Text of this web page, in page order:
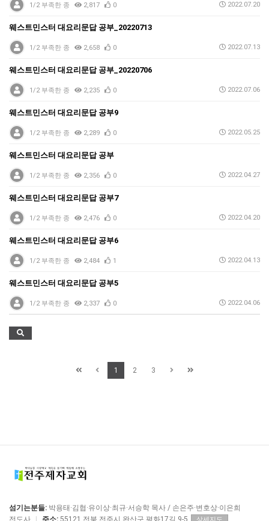
1/2 부족한 종 2,817 0 2022.07.20
웨스트민스터 대요리문답 공부_20220713
1/2 부족한 종 2,658 0 2022.07.13
웨스트민스터 대요리문답 공부_20220706
1/2 부족한 종 2,235 0 2022.07.06
웨스트민스터 대요리문답 공부9
1/2 부족한 종 2,289 0 2022.05.25
웨스트민스터 대요리문답 공부
1/2 부족한 종 2,356 0 2022.04.27
웨스트민스터 대요리문답 공부7
1/2 부족한 종 2,476 0 2022.04.20
웨스트민스터 대요리문답 공부6
1/2 부족한 종 2,484 1 2022.04.13
웨스트민스터 대요리문답 공부5
1/2 부족한 종 2,337 0 2022.04.06
1 2 3
섬기는분들: 박용태·김협·유이상·최규·서승학 목사 / 손은주·변호상·이은희